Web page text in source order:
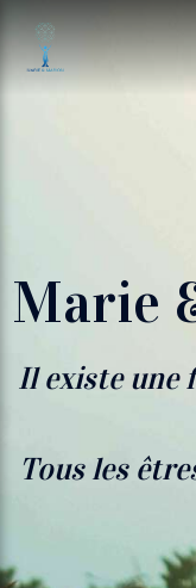
Marie
Il existe une
Tous les